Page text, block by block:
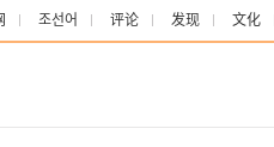
조선어 评论 发现 文化